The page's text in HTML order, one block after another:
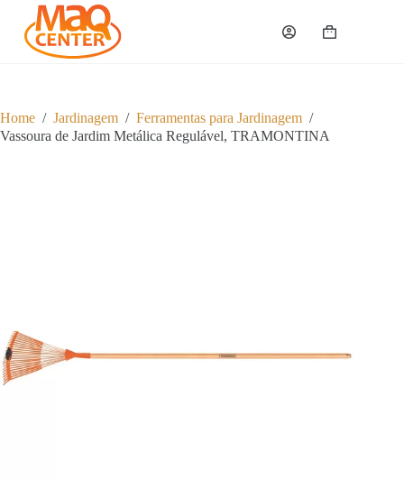
u
a
r
Carrinho
Home / Jardinagem / Ferramentas para Jardinagem /
Vassoura de Jardim Metálica Regulável, TRAMONTINA